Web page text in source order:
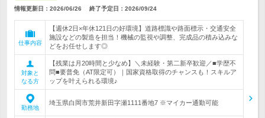
情報更新日：2026/06/26 終了予定日： 2026/09/24
仕事内容
【週休2日×年休121日の好環境】道路標識や路面標示・交通安全
施設などの製造を担当！機械の監視や調整、完成品の積み込みな
どをお任せします◎
対象と
なる方
【残業は月20時間と少なめ】＼未経験・第二新卒歓迎／■学歴不
問■要普免（AT限定可）｜国家資格取得のチャンスも！スキルア
ップを叶えられる環境♪
勤務地
埼玉県白岡市荒井新田字瀬1111番地7 ※マイカー通勤可能